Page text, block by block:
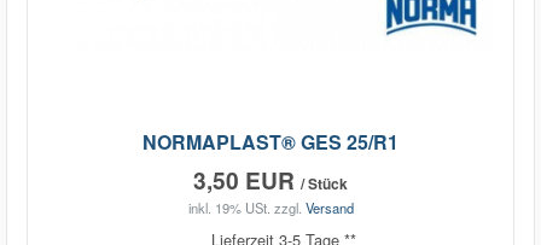
NORMAPLAST® GES 25/R1
3,50 EUR / Stück
inkl. 19% USt. zzgl. Versand
Lieferzeit 3-5 Tage **